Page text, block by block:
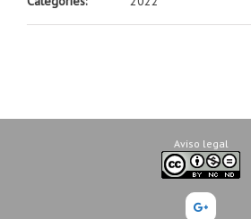
Aviso legal
Google+